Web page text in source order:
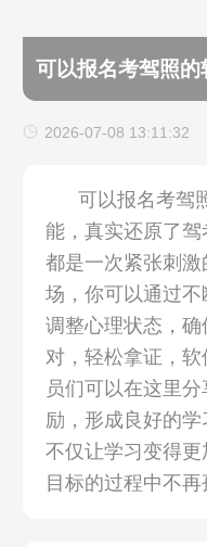
可以报名考驾照的
2026-07-08 13:11:32
可以报名考驾
能，真实还原了
都是一次紧张刺
场，你可以通过不
调整心理状态，
对，轻松拿证，
员们可以在这里
励，形成良好的学
不仅让学习变得
目标的过程中不再